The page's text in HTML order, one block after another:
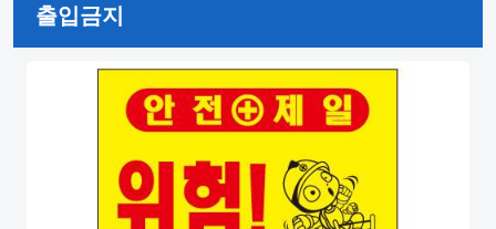
출입금지